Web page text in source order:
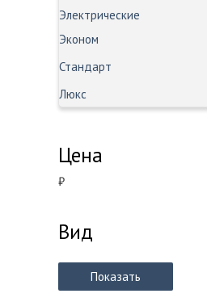
Электрические
Эконом
Стандарт
Люкс
Цена
₽
Вид
Показать